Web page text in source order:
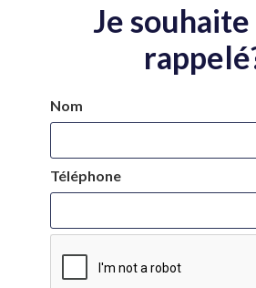
Je
Nom
Téléphone